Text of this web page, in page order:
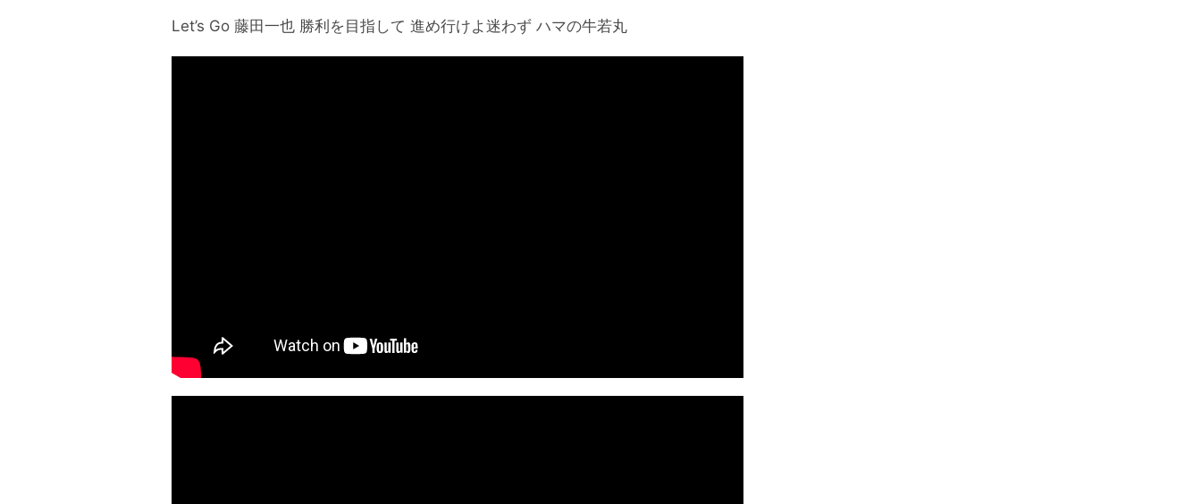
Let’s Go 藤田一也 勝利を目指して 進め行けよ迷わず ハマの牛若丸